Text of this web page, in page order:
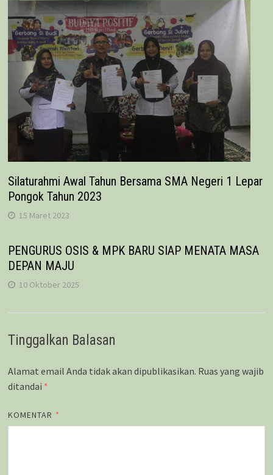
Silaturahmi Awal Tahun Bersama SMA Negeri 1 Lepar
Pongok Tahun 2023
15 Maret 2023
PENGURUS OSIS & MPK BARU SIAP MENATA MASA
DEPAN MAJU
10 Oktober 2025
Tinggalkan Balasan
Alamat email Anda tidak akan dipublikasikan. Ruas yang wajib
ditandai *
KOMENTAR *